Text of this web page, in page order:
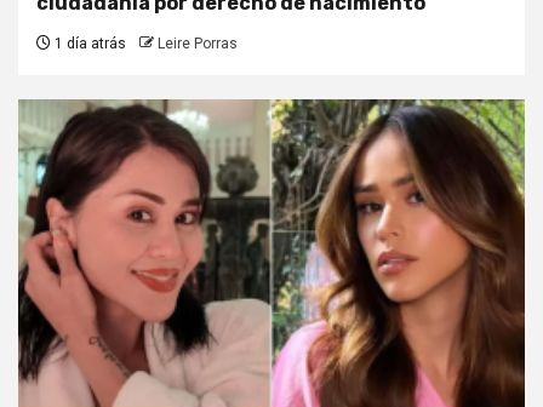
1 día atrás Leire Porras